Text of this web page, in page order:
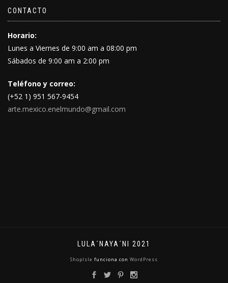
CONTACTO
Horario:
Lunes a Viernes de 9:00 am a 08:00 pm
Sábados de 9:00 am a 2:00 pm
Teléfono y correo:
(+52 1) 951 567-9454
arte.mexico.enelmundo@gmail.com
LULA´NAYA´NI 2021
ShopIsle funciona con WordPress